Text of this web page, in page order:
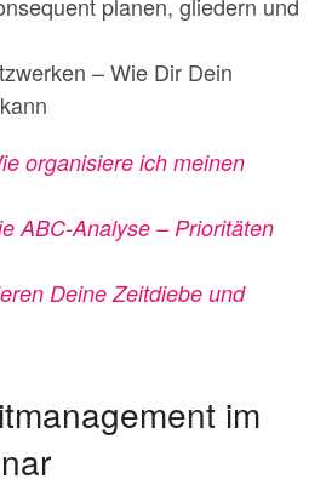
– Wie Dir Dein
organisiere ich meinen
ABC-Analyse – Prioritäten
Deine Zeitdiebe und
im